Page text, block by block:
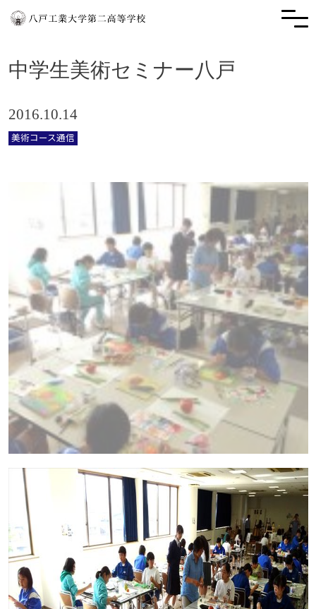
中学生美術セミナー八戸
2016.10.14
美術コース通信